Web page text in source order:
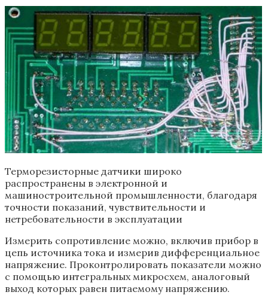
Терморезисторные датчики широко
распространены в электронной и
машиностроительной промышленности, благодаря
точности показаний, чувствительности и
нетребовательности в эксплуатации
Измерить сопротивление можно, включив прибор в
цепь источника тока и измерив дифференциальное
напряжение. Проконтролировать показатели можно
с помощью интегральных микросхем, аналоговый
выход которых равен питаемому напряжению.